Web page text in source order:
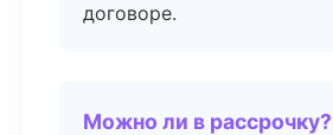
договоре.
Можно ли в рассрочку?